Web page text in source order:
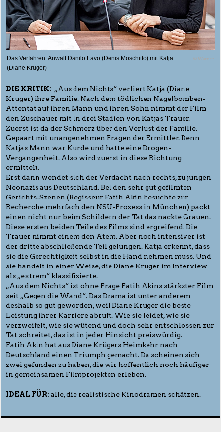
Das Verfahren: Anwalt Danilo Favo (Denis Moschitto) mit Katja
(Diane Kruger)
© Warner
DIE KRITIK: „Aus dem Nichts“ verliert Katja (Diane
Kruger) ihre Familie. Nach dem tödlichen Nagelbomben-
Attentat auf ihren Mann und ihren Sohn nimmt der Film
den Zuschauer mit in drei Stadien von Katjas Trauer.
Zuerst ist da der Schmerz über den Verlust der Familie.
Gepaart mit unangenehmen Fragen der Ermittler. Denn
Katjas Mann war Kurde und hatte eine Drogen-
Vergangenheit. Also wird zuerst in diese Richtung
ermittelt.
Erst dann wendet sich der Verdacht nach rechts, zu jungen
Neonazis aus Deutschland. Bei den sehr gut gefilmten
Gerichts-Szenen (Regisseur Fatih Akin besuchte zur
Recherche mehrfach den NSU-Prozess in München) packt
einen nicht nur beim Schildern der Tat das nackte Grauen.
Diese ersten beiden Teile des Films sind ergreifend. Die
Trauer nimmt einem den Atem. Aber noch intensiver ist
der dritte abschließende Teil gelungen. Katja erkennt, dass
sie die Gerechtigkeit selbst in die Hand nehmen muss. Und
sie handelt in einer Weise, die Diane Kruger im Interview
als „extrem“ klassifizierte.
„Aus dem Nichts“ ist ohne Frage Fatih Akins stärkster Film
seit „Gegen die Wand“. Das Drama ist unter anderem
deshalb so gut geworden, weil Diane Kruger die beste
Leistung ihrer Karriere abruft. Wie sie leidet, wie sie
verzweifelt, wie sie wütend und doch sehr entschlossen zur
Tat schreitet, das ist in jeder Hinsicht preiswürdig.
Fatih Akin hat aus Diane Krügers Heimkehr nach
Deutschland einen Triumph gemacht. Da scheinen sich
zwei gefunden zu haben, die wir hoffentlich noch häufiger
in gemeinsamen Filmprojekten erleben.
IDEAL FÜR: alle, die realistische Kinodramen schätzen.